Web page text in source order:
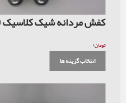
کفش مردانه شیک کلاسیک 690 مشکی
تومان۰
انتخاب گزینه ها